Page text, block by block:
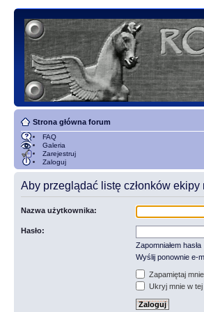
Strona główna forum
FAQ
Galeria
Zarejestruj
Zaloguj
Aby przeglądać listę członków
Nazwa użytkownika:
Hasło:
Zapomniałem hasła
Wyślij ponownie e-
Zapamiętaj mnie
Ukryj mnie w